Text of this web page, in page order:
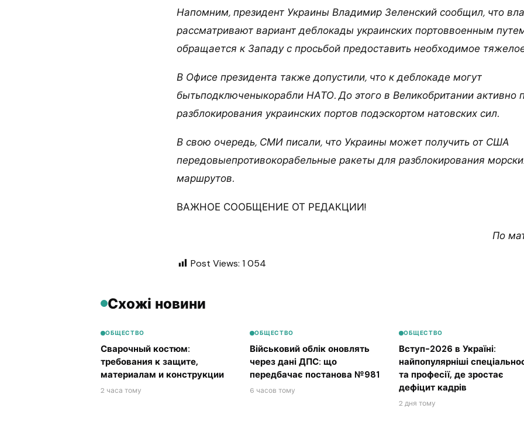
Напомним, президент Украины Владимир Зеленский сообщил, что
рассматривают вариант деблокады украинских портоввоенным
обращается к Западу с просьбой предоставить необходимое
В Офисе президента также допустили, что к деблокаде могут
бытьподключеныкорабли НАТО. До этого в Великобритании активно
разблокирования украинских портов подэскортом натовских сил.
В свою очередь, СМИ писали, что Украины может получить от США
передовыепротивокорабельные ракеты для разблокирования
маршрутов.
ВАЖНОЕ СООБЩЕНИЕ ОТ РЕДАКЦИИ!
По
Post Views: 1 054
Схожі новини
ОБЩЕСТВО
Сварочный костюм:
требования к защите,
материалам и конструкции
2 часа тому
ОБЩЕСТВО
Військовий облік оновлять
через дані ДПС: що
передбачає постанова №981
6 часов тому
ОБЩЕСТВО
Вступ-2026 в Україні:
найпопулярніші
та професії, де зростає
дефіцит кадрів
2 дня тому